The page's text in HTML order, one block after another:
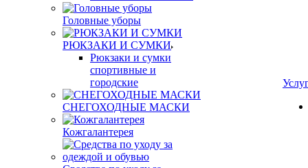
Головные уборы
РЮКЗАКИ И СУМКИ
Рюкзаки и сумки
спортивные и
городские
СНЕГОХОДНЫЕ МАСКИ
Кожгалантерея